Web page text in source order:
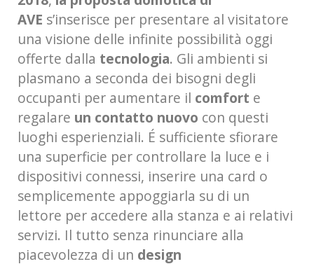
AVE s’inserisce per presentare al visitatore
una visione delle infinite possibilità oggi
offerte dalla tecnologia. Gli ambienti si
plasmano a seconda dei bisogni degli
occupanti per aumentare il comfort e
regalare un contatto nuovo con questi
luoghi esperienziali. É sufficiente sfiorare
una superficie per controllare la luce e i
dispositivi connessi, inserire una card o
semplicemente appoggiarla su di un
lettore per accedere alla stanza e ai relativi
servizi. Il tutto senza rinunciare alla
piacevolezza di un design